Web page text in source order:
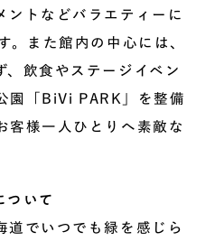
ントなどバラエティーに
。また館内の中心には、
、飲食やステージイベン
園「BiVi PARK」を整備
客様一人ひとりへ素敵な
ついて
道でいつでも緑を感じら